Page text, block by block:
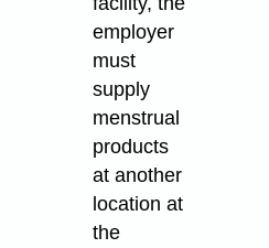
employer
must
supply
menstrual
products
at another
location at
the